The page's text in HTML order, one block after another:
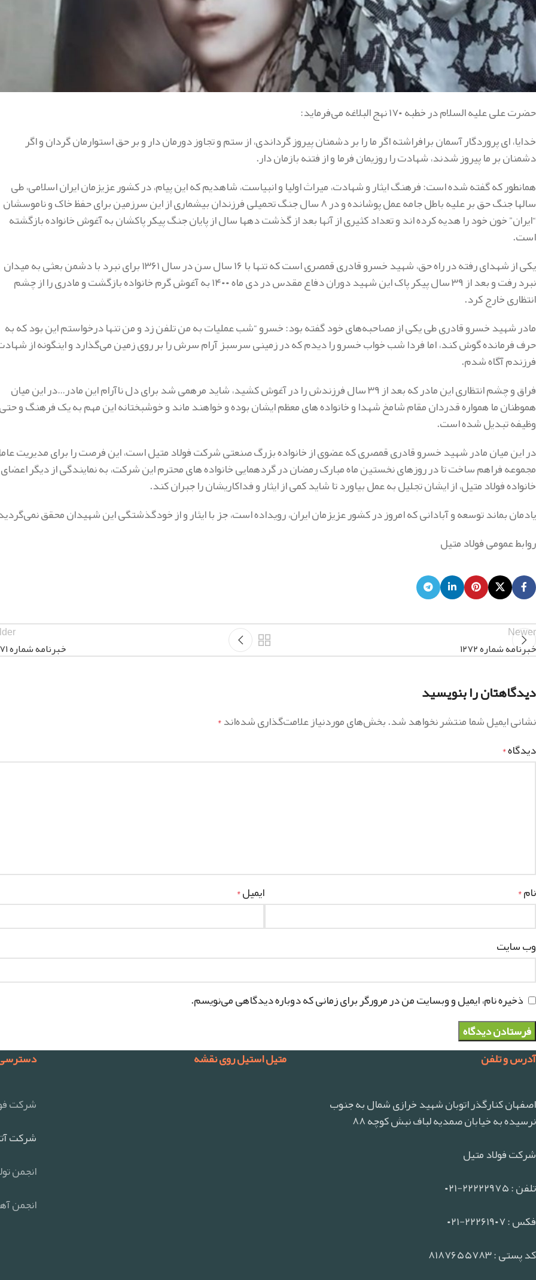
حضرت علی علیه السلام در خطبه ۱۷۰ نهج البلاغه می‌فرماید:
خدایا، ای پروردگار آسمان برافراشته اگر ما را بر دشمنان پیروز گرداندی، از ستم و تجاوز دورمان دار و بر حق استوارمان گردان و اگر
دشمنان بر ما پیروز شدند، شهادت را روزیمان فرما و از فتنه بازمان دار.
همانطور که گفته شده است: فرهنگ ایثار و شهادت، میراث اولیا و انبیاست، شاهدیم که این پیام، در کشور عزیزمان ایران اسلامی، طی
سالها جنگ حق بر علیه باطل جامه عمل پوشانده و در ۸ سال جنگ تحمیلی فرزندان بیشماری از این سرزمین برای حفظ خاک و ناموسشان
“ایران” خون خود را هدیه کرده اند و تعداد کثیری از آنها بعد از گذشت دهها سال از پایان جنگ پیکر پاکشان به آغوش خانواده بازگشته
است.
یکی از شهدای رفته در راه حق، شهید خسرو قادری قمصری است که تنها با ۱۶ سال سن در سال ۱۳۶۱ برای نبرد با دشمن بعثی به میدان
نبرد رفت و بعد از ۳۹ سال پیکر پاک این شهید دوران دفاع مقدس در دی ماه ۱۴۰۰ به آغوش گرم خانواده بازگشت و مادری را از چشم
انتظاری خارج کرد.
مادر شهید خسرو قادری طی یکی از مصاحبه‌های خود گفته بود: خسرو “شب عملیات به من تلفن زد و من تنها درخواستم این بود که به
حرف فرمانده گوش کند، اما فردا شب خواب خسرو را دیدم که در زمینی سرسبز آرام سرش را بر روی زمین می‌گذارد و اینگونه از
فرزندم آگاه شدم.
فراق و چشم انتظاری این مادر که بعد از ۳۹ سال فرزندش را در آغوش کشید، شاید مرهمی شد برای دل ناآرام این مادر…در این میان
هموطنان ما همواره قدردان مقام شامخ شهدا و خانواده های معظم ایشان بوده و خواهند ماند‌ و خوشبختانه این مهم به یک فرهنگ و
وظیفه تبدیل شده است.
در این میان مادر شهید خسرو قادری قمصری که عضوی از خانواده بزرگ صنعتی شرکت فولاد متیل است، این فرصت را برای مدیریت
مجموعه فراهم ساخت تا در روزهای نخستین ماه مبارک رمضان در گردهمایی خانواده های محترم این شرکت، به نمایندگی از دیگر اعضای
خانواده فولاد متیل، از ایشان تجلیل به عمل بیاورد تا شاید کمی از ایثار و فداکاریشان را جبران کند.
یادمان بماند توسعه و آبادانی که امروز در کشور عزیزمان ایران، رویداده است، جز با ایثار و از خودگذشتگی این شهیدان محقق
روابط عمومی فولاد متیل
Newer
خبرنامه شماره ۱۲۷۲
خبرنامه شماره ۱۲۷۱
دیدگاهتان را بنویسید
نشانی ایمیل شما منتشر نخواهد شد.بخش‌های موردنیاز علامت‌گذاری شده‌اند*
دیدگاه*
نام* ایمیل*
وب‌ سایت
ذخیره نام، ایمیل و وبسایت من در مرورگر برای زمانی که دوباره دیدگاهی می‌نویسم.
آدرس و تلفن
اصفهان کنارگذر اتوبان شهید خرازی شمال به جنوب
نرسیده به خیابان صمدیه لباف نبش کوچه ۸۸
شرکت فولاد متیل
تلفن : ۲۲۲۲۲۹۷۵-۰۲۱
فکس : ۲۲۲۶۱۹۰۷-۰۲۱
کد پستی : ۸۱۸۷۶۵۵۷۸۳
متیل استیل روی نقشه
شرکت
شرکت
انجمن
انجمن